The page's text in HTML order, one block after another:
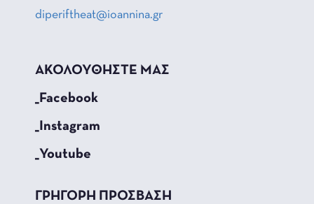
diperiftheat@ioannina.gr
ΑΚΟΛΟΥΘΗΣΤΕ ΜΑΣ
_Facebook
_Instagram
_Youtube
ΓΡΗΓΟΡΗ ΠΡΟΣΒΑΣΗ